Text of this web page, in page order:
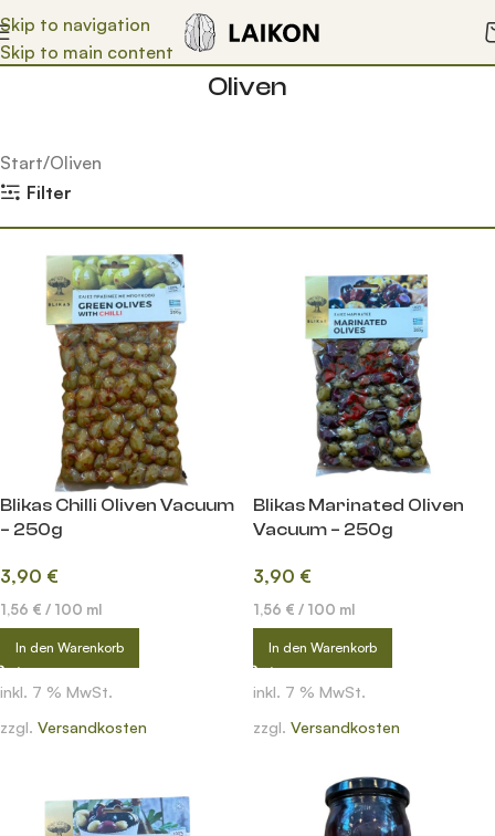
Skip to navigation
Skip to main content
Oliven
Start Oliven
Filter
Blikas Chilli Oliven Vacuum
– 250g
3,90 €
1,56 € / 100 ml
In den Warenkorb
inkl. 7 % MwSt.
zzgl. Versandkosten
Blikas Marinated Oliven
Vacuum – 250g
3,90 €
1,56 € / 100 ml
In den Warenkorb
inkl. 7 % MwSt.
zzgl. Versandkosten